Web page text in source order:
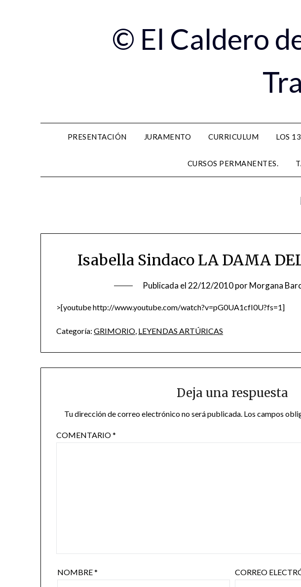
© El Caldero
PRESENTACIÓN JURAMENTO CURRICULUM LOS
CURSOS PERMANENTES.
Isabella Sindaco LA DAMA
Publicada el 22/12/2010porMorgana
>[youtube http://www.youtube.com/watch?v=pG0UA1cfI0U?fs=1]
Categoría: GRIMORIO, LEYENDAS ARTÚRICAS
Deja una respuesta
Tu dirección de correo electrónico no será publicada. Los campos
COMENTARIO*
NOMBRE* CORREO